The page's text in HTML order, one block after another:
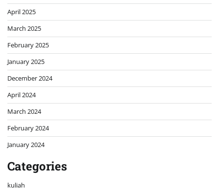
April 2025
March 2025
February 2025
January 2025
December 2024
April 2024
March 2024
February 2024
January 2024
Categories
kuliah